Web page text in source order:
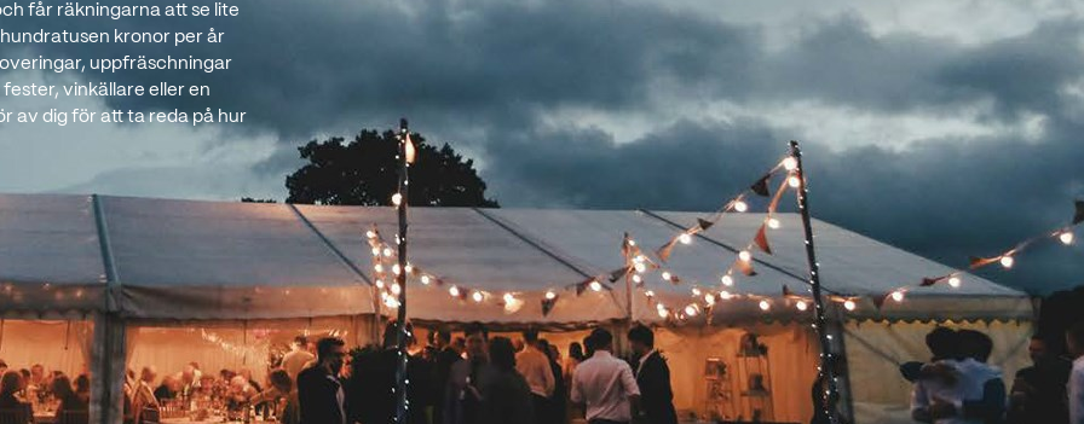
får räkningarna att se lite
kronor per år
uppfräschningar
vinkällare eller en
av dig för att ta reda på hur